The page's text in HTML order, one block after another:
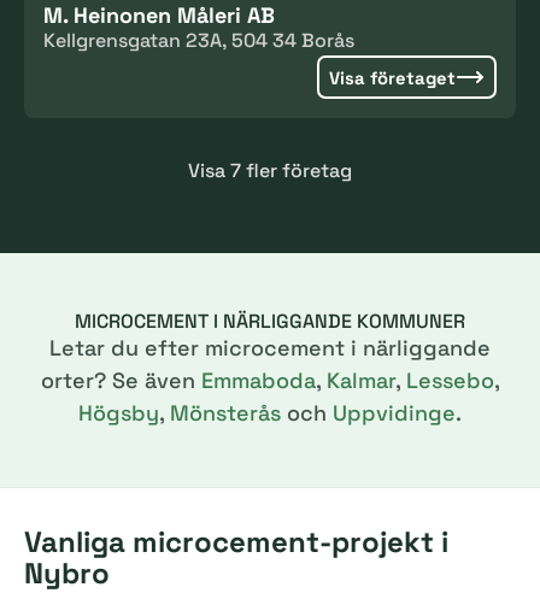
M. Heinonen Måleri AB
Kellgrensgatan 23A, 504 34 Borås
Visa företaget
Visa 7 fler företag
MICROCEMENT I NÄRLIGGANDE KOMMUNER
Letar du efter microcement i närliggande
orter? Se även Emmaboda, Kalmar, Lessebo,
Högsby, Mönsterås och Uppvidinge.
Vanliga microcement-projekt i
Nybro